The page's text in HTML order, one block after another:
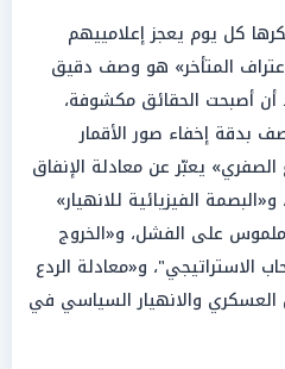
كل يوم يعجز إعلامييهم
المتأخر» هو وصف دقيق
أن أصبحت الحقائق مكشوفة،
بدقة إخفاء صور الأقمار
الصفري» يعبّر عن معادلة الإنفاق
الفيزيائية للانهيار»
على الفشل، و«الخروج
الاستراتيجي"، و«معادلة الردع
العسكري والانهيار السياسي في